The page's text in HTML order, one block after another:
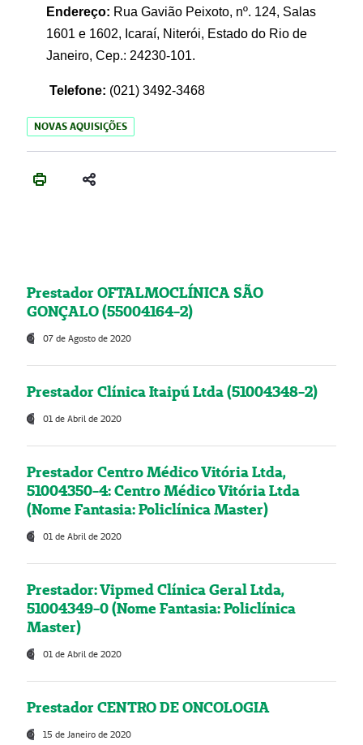
Endereço: Rua Gavião Peixoto, nº. 124, Salas
1601 e 1602, Icaraí, Niterói, Estado do Rio de
Janeiro, Cep.: 24230-101.
Telefone: (021) 3492-3468
NOVAS AQUISIÇÕES
Prestador OFTALMOCLÍNICA SÃO
GONÇALO (55004164-2)
07 de Agosto de 2020
Prestador Clínica Itaipú Ltda (51004348-2)
01 de Abril de 2020
Prestador Centro Médico Vitória Ltda,
51004350-4: Centro Médico Vitória Ltda
(Nome Fantasia: Policlínica Master)
01 de Abril de 2020
Prestador: Vipmed Clínica Geral Ltda,
51004349-0 (Nome Fantasia: Policlínica
Master)
01 de Abril de 2020
Prestador CENTRO DE ONCOLOGIA
15 de Janeiro de 2020